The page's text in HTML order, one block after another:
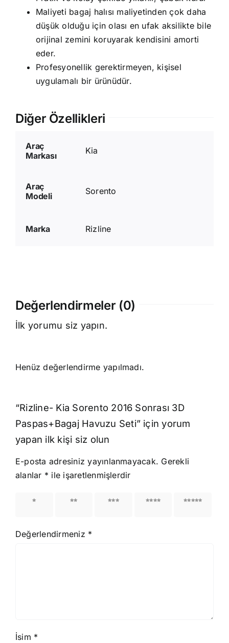
Maliyeti bagaj halısı maliyetinden çok daha
düşük olduğu için olası en ufak aksilikte bile
orijinal zemini koruyarak kendisini amorti
eder.
Profesyonellik gerektirmeyen, kişisel
uygulamalı bir ürünüdür.
Diğer Özellikleri
Araç
Markası
Kia
Araç
Modeli
Sorento
Marka Rizline
Değerlendirmeler (0)
İlk yorumu siz yapın.
Henüz değerlendirme yapılmadı.
“Rizline- Kia Sorento 2016 Sonrası 3D
Paspas+Bagaj Havuzu Seti” için yorum
yapan ilk kişi siz olun
E-posta adresiniz yayınlanmayacak. Gerekli
alanlar * ile işaretlenmişlerdir
2/5
3/5
4/5
5/5
Değerlendirmeniz *
İsim *